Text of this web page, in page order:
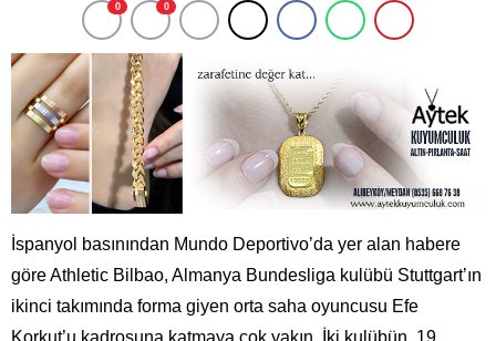
0 0
İspanyol basınından Mundo Deportivo’da yer alan habere
göre Athletic Bilbao, Almanya Bundesliga kulübü Stuttgart’ın
ikinci takımında forma giyen orta saha oyuncusu Efe
Korkut’u kadrosuna katmaya çok yakın. İki kulübün, 19